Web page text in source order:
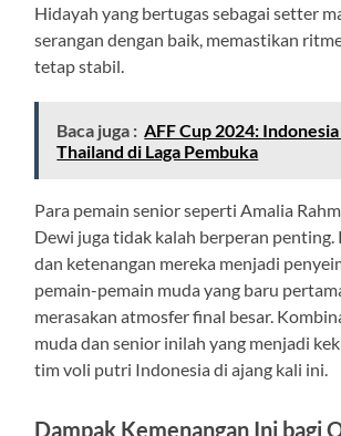
Hidayah yang bertugas sebagai setter
serangan dengan baik, memastikan
tetap stabil.
Baca juga : AFF Cup 2024:
Thailand di Laga Pembuka
Para pemain senior seperti Amalia
Dewi juga tidak kalah berperan penting.
dan ketenangan mereka menjadi
pemain-pemain muda yang baru
merasakan atmosfer final besar.
muda dan senior inilah yang menjadi
tim voli putri Indonesia di ajang kali ini.
Dampak Kemenangan Ini bagi